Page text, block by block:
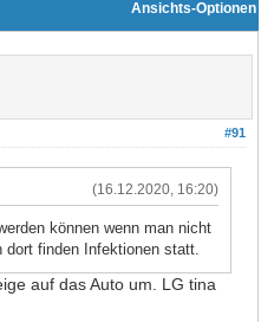
Ansichts-Optionen
#91
(16.12.2020, 16:20)
können wenn man nicht
finden Infektionen statt.
auf das Auto um. LG tina